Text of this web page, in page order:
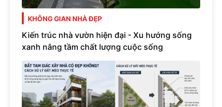
KHÔNG GIAN NHÀ ĐẸP
Kiến trúc nhà vườn hiện đại - Xu hướng sống
xanh nâng tầm chất lượng cuộc sống